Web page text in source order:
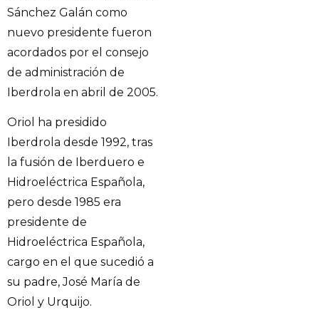
Sánchez Galán como
nuevo presidente fueron
acordados por el consejo
de administración de
Iberdrola en abril de 2005.
Oriol ha presidido
Iberdrola desde 1992, tras
la fusión de Iberduero e
Hidroeléctrica Española,
pero desde 1985 era
presidente de
Hidroeléctrica Española,
cargo en el que sucedió a
su padre, José María de
Oriol y Urquijo.